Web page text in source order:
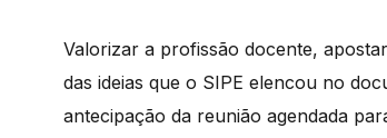
Valorizar a profissão docente,
das ideias que o SIPE elencou no
antecipação da reunião agendada